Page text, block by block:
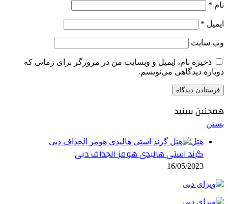
نام *
ایمیل *
وب‌ سایت
ذخیره نام، ایمیل و وبسایت من در مرورگر برای زمانی که
دوباره دیدگاهی می‌نویسم.
همچنین ببینید
بستن
هتل
گرند استی هالیدی هومز الجداف دبی
16/05/2023